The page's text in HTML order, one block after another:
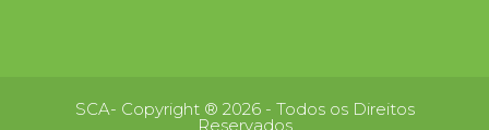
SCA- Copyright ® 2026 - Todos os Direitos
Reservados